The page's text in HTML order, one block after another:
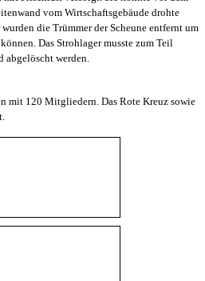
vom Wirtschaftsgebäude drohte
die Trümmer der Scheune entfernt um
Das Strohlager musste zum Teil
abgelöscht werden.
mit 120 Mitgliedern. Das Rote Kreuz sowie